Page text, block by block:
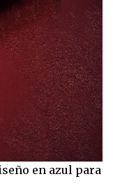
en azul para